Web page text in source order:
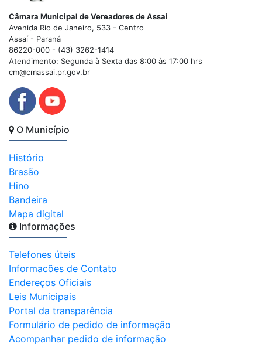
Câmara Municipal de Vereadores de Assai
Avenida Rio de Janeiro, 533 - Centro
Assaí - Paraná
86220-000 - (43) 3262-1414
Atendimento: Segunda à Sexta das 8:00 às 17:00 hrs
cm@cmassai.pr.gov.br
O Município
Histório
Brasão
Hino
Bandeira
Mapa digital
Informações
Telefones úteis
Informacões de Contato
Endereços Oficiais
Leis Municipais
Portal da transparência
Formulário de pedido de informação
Acompanhar pedido de informação